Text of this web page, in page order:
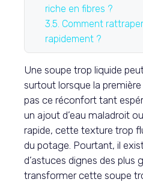
riche en fibres ?
3.5. Comment
rapidement ?
Une soupe trop liquide
surtout lorsque la
pas ce réconfort tant
un ajout d’eau maladroit
rapide, cette texture trop
du potage. Pourtant, il
d’astuces dignes des plus
transformer cette soupe